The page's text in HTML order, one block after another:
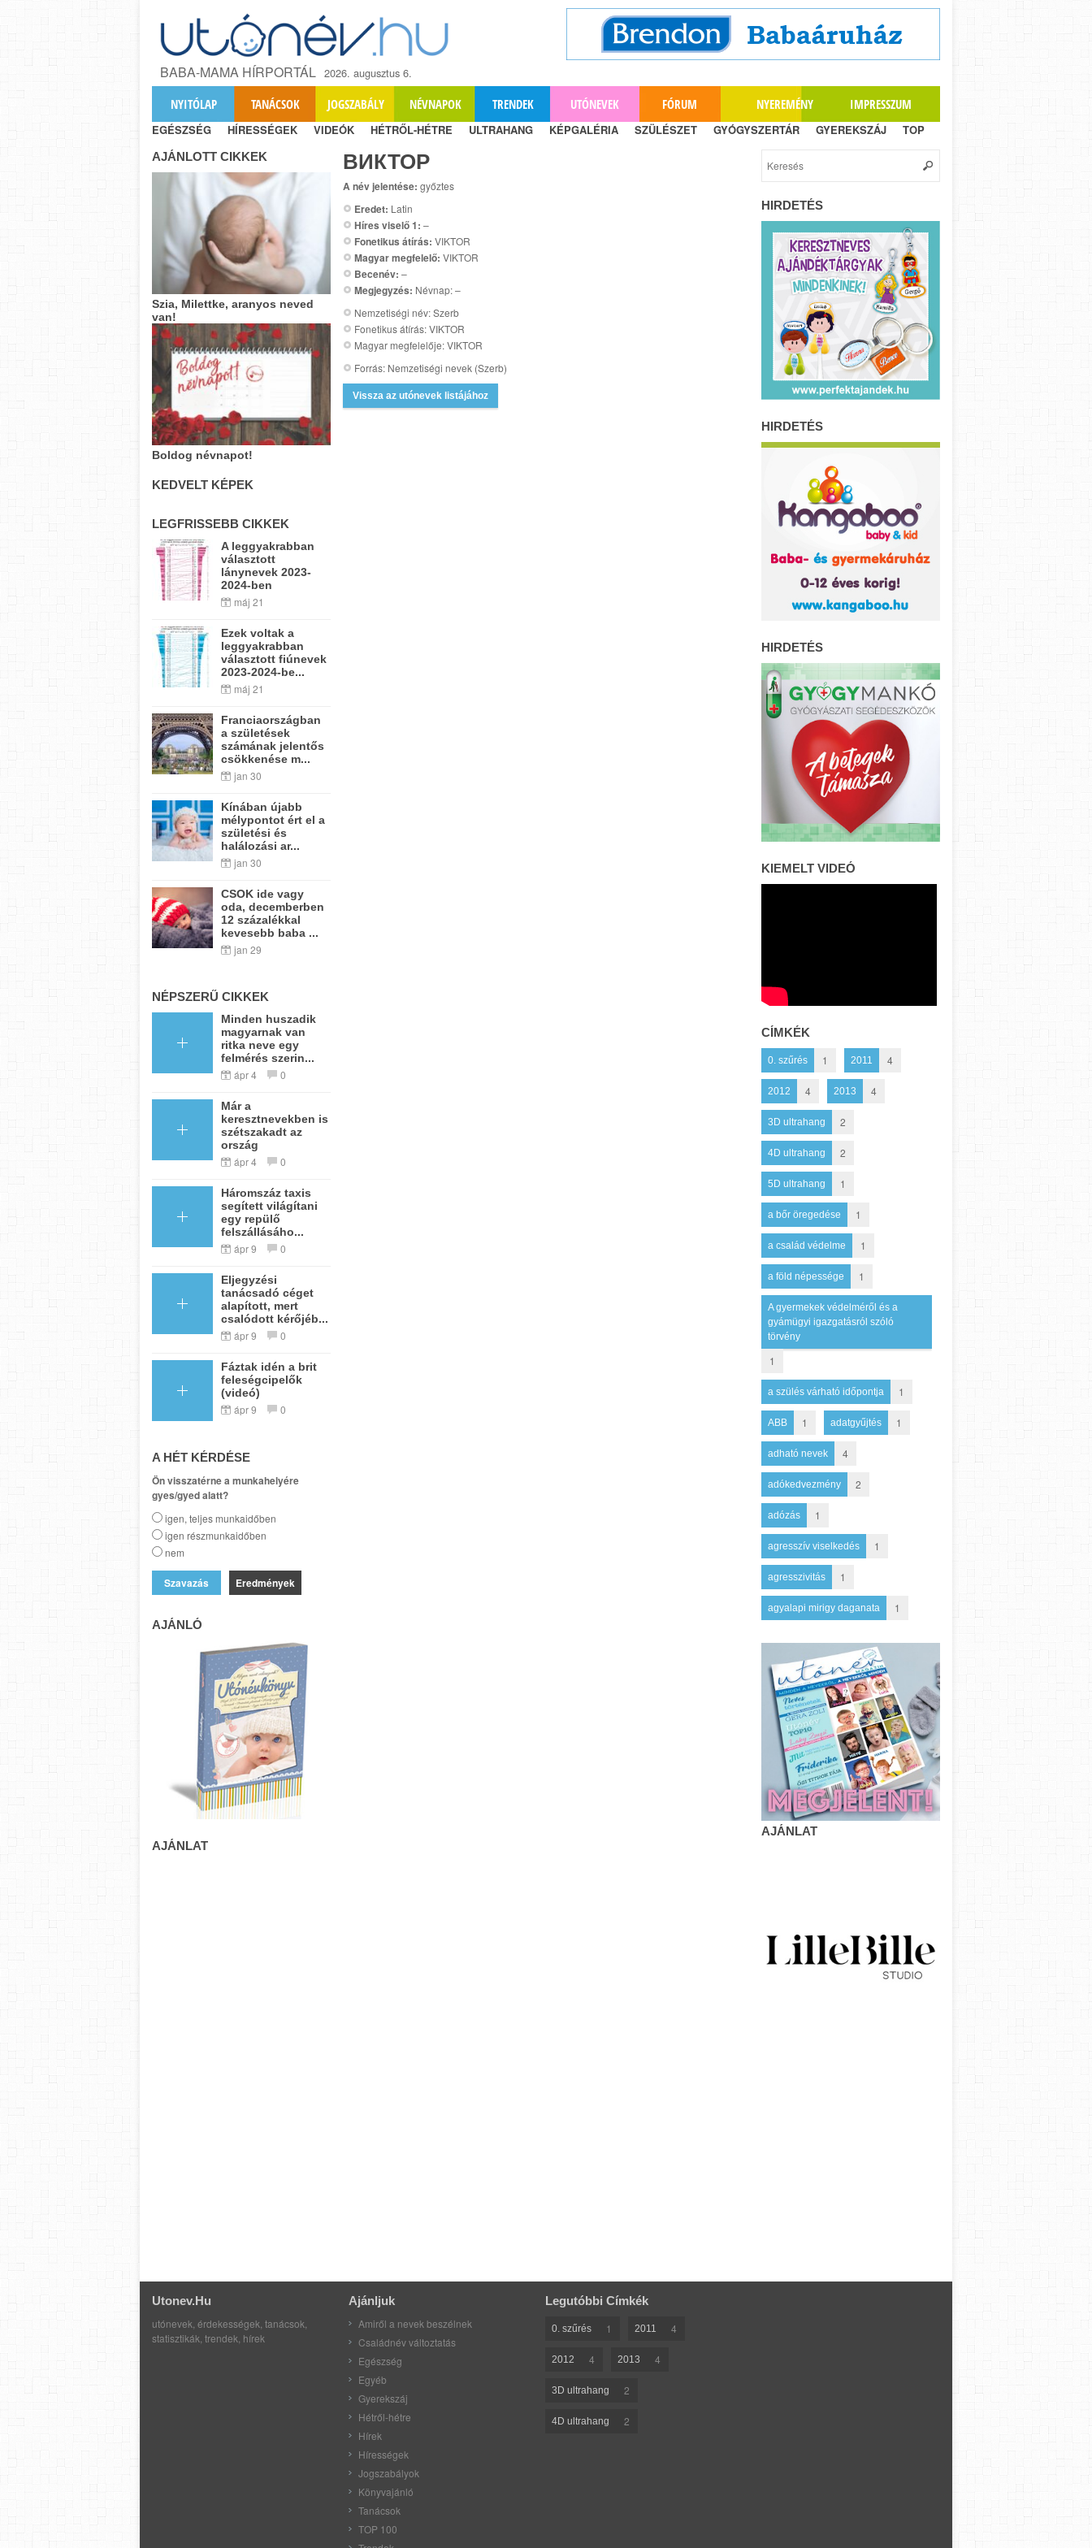
BABA-MAMA HÍRPORTÁL 2026. augusztus 6.
NYITÓLAP TANÁCSOK JOGSZABÁLY NÉVNAPOK TRENDEK UTÓNEVEK FÓRUM NYEREMÉNY IMPRESSZUM
EGÉSZSÉG HÍRESSÉGEK VIDEÓK HÉTRŐL-HÉTRE ULTRAHANG KÉPGALÉRIA SZÜLÉSZET GYÓGYSZERTÁR GYEREKSZÁJ TOP
ВИКТОР
A név jelentése: győztes
Eredet: Latin
Híres viselő 1: –
Fonetikus átírás: VIKTOR
Magyar megfelelő: VIKTOR
Becenév: –
Megjegyzés: Névnap: –
Nemzetiségi név: Szerb
Fonetikus átírás: VIKTOR
Magyar megfelelője: VIKTOR
Forrás: Nemzetiségi nevek (Szerb)
Vissza az utónevek listájához
AJÁNLOTT CIKKEK
Szia, Milettke, aranyos neved
van!
Boldog névnapot!
KEDVELT KÉPEK
LEGFRISSEBB CIKKEK
A leggyakrabban
választott
lánynevek 2023-
2024-ben
máj 21
Ezek voltak a
leggyakrabban
választott fiúnevek
2023-2024-be...
máj 21
Franciaországban
a születések
számának jelentős
csökkenése m...
jan 30
Kínában újabb
mélypontot ért el a
születési és
halálozási ar...
jan 30
CSOK ide vagy
oda, decemberben
12 százalékkal
kevesebb baba ...
jan 29
NÉPSZERŰ CIKKEK
Minden huszadik
magyarnak van
ritka neve egy
felmérés szerin...
ápr 4 0
Már a
keresztnevekben is
szétszakadt az
ország
ápr 4 0
Háromszáz taxis
segített világítani
egy repülő
felszállásáho...
ápr 9 0
Eljegyzési
tanácsadó céget
alapított, mert
csalódott kérőjéb...
ápr 9 0
Fáztak idén a brit
feleségcipelők
(videó)
ápr 9 0
A HÉT KÉRDÉSE
Ön visszatérne a munkahelyére
gyes/gyed alatt?
igen, teljes munkaidőben
igen részmunkaidőben
nem
Eredmények
AJÁNLÓ
AJÁNLAT
HIRDETÉS
HIRDETÉS
HIRDETÉS
KIEMELT VIDEÓ
CÍMKÉK
0. szűrés 1 2011 4
2012 4 2013 4
3D ultrahang 2
4D ultrahang 2
5D ultrahang 1
a bőr öregedése 1
a család védelme 1
a föld népessége 1
A gyermekek védelméről és a
gyámügyi igazgatásról szóló
törvény
1
a szülés várható időpontja 1
ABB 1 adatgyűjtés 1
adható nevek 4
adókedvezmény 2
adózás 1
agresszív viselkedés 1
agresszivitás 1
agyalapi mirigy daganata 1
AJÁNLAT
Utonev.hu
utónevek, érdekességek, tanácsok,
statisztikák, trendek, hírek
Ajánljuk
Amiről a nevek beszélnek
Családnév változtatás
Egészség
Egyéb
Gyerekszáj
Hétről-hétre
Hírek
Hírességek
Jogszabályok
Könyvajánló
Tanácsok
TOP 100
Legutóbbi Címkék
0. szűrés 1 2011 4
2012 4 2013 4
3D ultrahang 2
4D ultrahang 2